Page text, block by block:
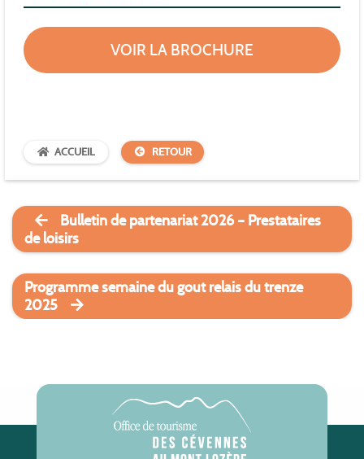
VOIR LA BROCHURE
ACCUEIL RETOUR
Bulletin de partenariat 2026 – Prestataires
de loisirs
Programme semaine du gout relais du trenze
2025